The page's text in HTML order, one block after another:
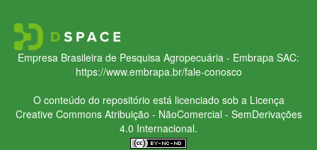
Empresa Brasileira de Pesquisa Agropecuária - Embrapa SAC:
https://www.embrapa.br/fale-conosco
O conteúdo do repositório está licenciado sob a Licença
Creative CommonsAtribuição - NãoComercial - SemDerivações
4.0 Internacional.